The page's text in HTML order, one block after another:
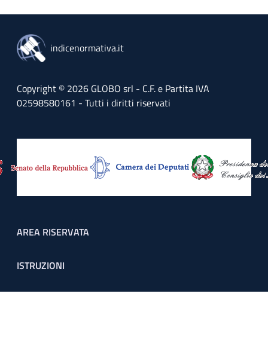
indicenormativa.it
Copyright © 2026 GLOBO srl - C.F. e Partita IVA
02598580161 - Tutti i diritti riservati
Footer menu
AREA RISERVATA
ISTRUZIONI